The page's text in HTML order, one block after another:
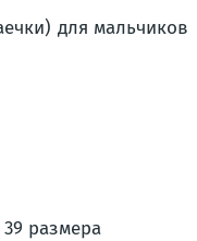
для мальчиков
размера